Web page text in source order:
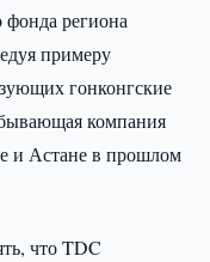
региона
примеру
гонконгские
компания
и Астане в прошлом
что TDC